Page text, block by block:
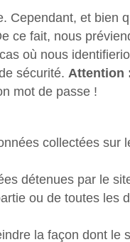
Cependant, et bien
ce fait, nous
où nous
sécurité. Attention
mot de passe !
collectées sur
détenues par le
ou de toutes les
la façon dont le